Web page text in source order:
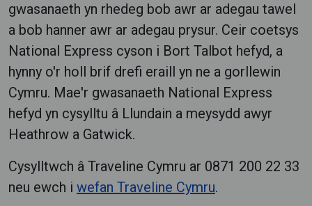
gwasanaeth yn rhedeg bob awr ar adegau tawel
a bob hanner awr ar adegau prysur. Ceir coetsys
National Express cyson i Bort Talbot hefyd, a
hynny o'r holl brif drefi eraill yn ne a gorllewin
Cymru. Mae'r gwasanaeth National Express
hefyd yn cysylltu â Llundain a meysydd awyr
Heathrow a Gatwick.
Cysylltwch â Traveline Cymru ar 0871 200 22 33
neu ewch i wefan Traveline Cymru.